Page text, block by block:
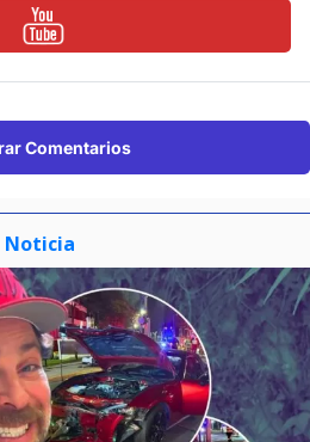
Comentarios
Noticia